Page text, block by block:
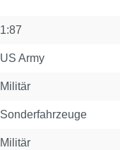
1:87
US Army
Militär
Sonderfahrzeuge
Militär